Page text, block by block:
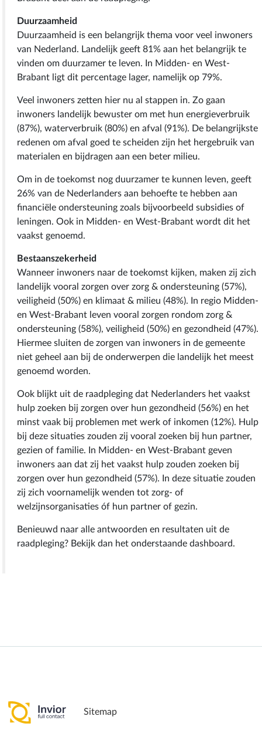
Duurzaamheid
Duurzaamheid is een belangrijk thema voor veel inwoners
van Nederland. Landelijk geeft 81% aan het belangrijk te
vinden om duurzamer te leven. In Midden- en West-
Brabant ligt dit percentage lager, namelijk op 79%.
Veel inwoners zetten hier nu al stappen in. Zo gaan
inwoners landelijk bewuster om met hun energieverbruik
(87%), waterverbruik (80%) en afval (91%). De belangrijkste
redenen om afval goed te scheiden zijn het hergebruik van
materialen en bijdragen aan een beter milieu.
Om in de toekomst nog duurzamer te kunnen leven, geeft
26% van de Nederlanders aan behoefte te hebben aan
financiële ondersteuning zoals bijvoorbeeld subsidies of
leningen. Ook in Midden- en West-Brabant wordt dit het
vaakst genoemd.
Bestaanszekerheid
Wanneer inwoners naar de toekomst kijken, maken zij zich
landelijk vooral zorgen over zorg & ondersteuning (57%),
veiligheid (50%) en klimaat & milieu (48%). In regio Midden-
en West-Brabant leven vooral zorgen rondom zorg &
ondersteuning (58%), veiligheid (50%) en gezondheid (47%).
Hiermee sluiten de zorgen van inwoners in de gemeente
niet geheel aan bij de onderwerpen die landelijk het meest
genoemd worden.
Ook blijkt uit de raadpleging dat Nederlanders het vaakst
hulp zoeken bij zorgen over hun gezondheid (56%) en het
minst vaak bij problemen met werk of inkomen (12%). Hulp
bij deze situaties zouden zij vooral zoeken bij hun partner,
gezien of familie. In Midden- en West-Brabant geven
inwoners aan dat zij het vaakst hulp zouden zoeken bij
zorgen over hun gezondheid (57%). In deze situatie zouden
zij zich voornamelijk wenden tot zorg- of
welzijnsorganisaties óf hun partner of gezin.
Benieuwd naar alle antwoorden en resultaten uit de
raadpleging? Bekijk dan het onderstaande dashboard.
Sitemap